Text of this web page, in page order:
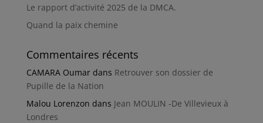
Le rapport d’activité 2025 de la DMCA.
Quand la paix chemine
Commentaires récents
CAMARA Oumardans Retrouver son dossier de
Pupille de la Nation
Malou Lorenzon dans Jean MOULIN -De Villevieux à
Londres